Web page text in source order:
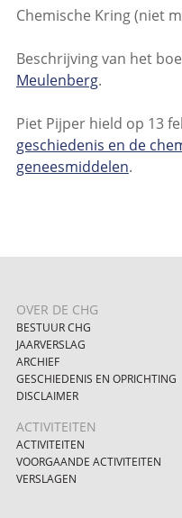
Chemische Kring (niet
Beschrijving van het
Meulenberg.
Piet Pijper hield op 13
geschiedenis en de
geneesmiddelen.
OVER DE CHG
BESTUUR CHG
JAARVERSLAG
ARCHIEF
GESCHIEDENIS EN OPRICHTING
DISCLAIMER
ACTIVITEITEN
ACTIVITEITEN
VOORGAANDE ACTIVITEITEN
VERSLAGEN